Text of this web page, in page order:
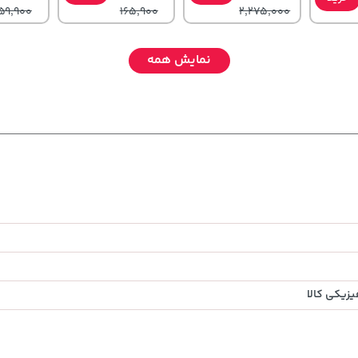
2,275,000
165,900
90,000
5,454,000
نمایش همه
کالا